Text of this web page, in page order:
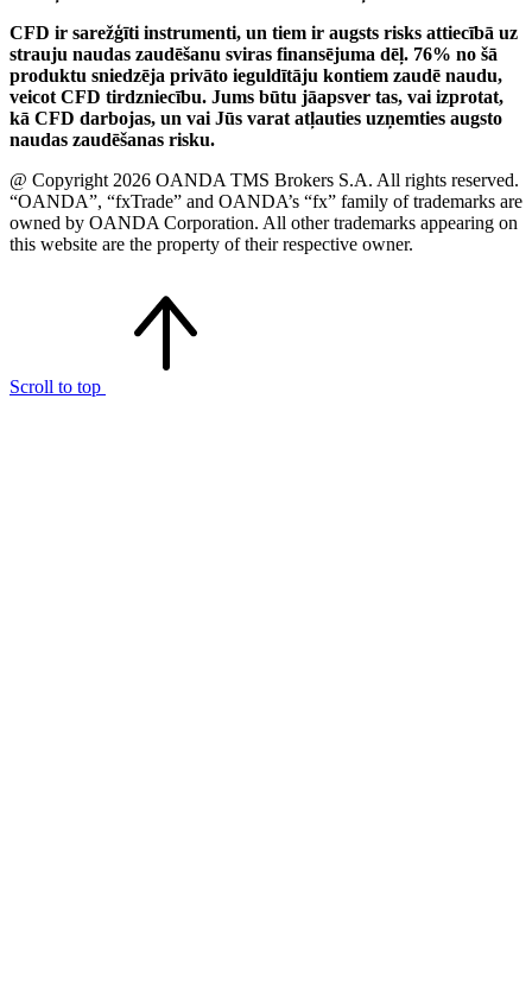
CFD ir sarežģīti instrumenti, un tiem ir augsts risks attiecībā uz
strauju naudas zaudēšanu sviras finansējuma dēļ. 76% no šā
produktu sniedzēja privāto ieguldītāju kontiem zaudē naudu,
veicot CFD tirdzniecību. Jums būtu jāapsver tas, vai izprotat,
kā CFD darbojas, un vai Jūs varat atļauties uzņemties augsto
naudas zaudēšanas risku.
@ Copyright 2026 OANDA TMS Brokers S.A. All rights reserved.
“OANDA”, “fxTrade” and OANDA’s “fx” family of trademarks are
owned by OANDA Corporation. All other trademarks appearing on
this website are the property of their respective owner.
Scroll to top